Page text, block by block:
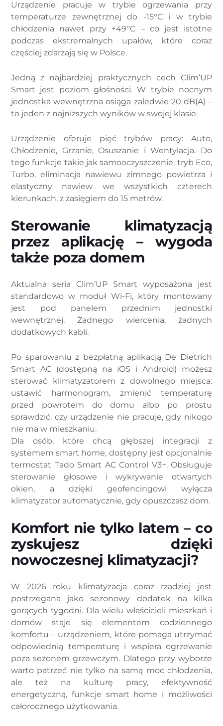
Urządzenie pracuje w trybie ogrzewania przy
temperaturze zewnętrznej do -15°C i w trybie
chłodzenia nawet przy +49°C – co jest istotne
podczas ekstremalnych upałów, które coraz
częściej zdarzają się w Polsce.
Jedną z najbardziej praktycznych cech Clim’UP
Smart jest poziom głośności. W trybie nocnym
jednostka wewnętrzna osiąga zaledwie 20 dB(A) –
to jeden z najniższych wyników w swojej klasie.
Urządzenie oferuje pięć trybów pracy: Auto,
Chłodzenie, Grzanie, Osuszanie i Wentylacja. Do
tego funkcje takie jak samooczyszczenie, tryb Eco,
Turbo, eliminacja nawiewu zimnego powietrza i
elastyczny nawiew we wszystkich czterech
kierunkach, z zasięgiem do 15 metrów.
Sterowanie klimatyzacją
przez aplikację – wygoda
także poza domem
Aktualna seria Clim’UP Smart wyposażona jest
standardowo w moduł Wi-Fi, który montowany
jest pod panelem przednim jednostki
wewnętrznej. Żadnego wiercenia, żadnych
dodatkowych kabli.
Po sparowaniu z bezpłatną aplikacją De Dietrich
Smart AC (dostępną na iOS i Android) możesz
sterować klimatyzatorem z dowolnego miejsca:
ustawić harmonogram, zmienić temperaturę
przed powrotem do domu albo po prostu
sprawdzić, czy urządzenie nie pracuje, gdy nikogo
nie ma w mieszkaniu.
Dla osób, które chcą głębszej integracji z
systemem smart home, dostępny jest opcjonalnie
termostat Tado Smart AC Control V3+. Obsługuje
sterowanie głosowe i wykrywanie otwartych
okien, a dzięki geofencingowi wyłącza
klimatyzator automatycznie, gdy opuszczasz dom.
Komfort nie tylko latem – co
zyskujesz dzięki
nowoczesnej klimatyzacji?
W 2026 roku klimatyzacja coraz rzadziej jest
postrzegana jako sezonowy dodatek na kilka
gorących tygodni. Dla wielu właścicieli mieszkań i
domów staje się elementem codziennego
komfortu – urządzeniem, które pomaga utrzymać
odpowiednią temperaturę i wspiera ogrzewanie
poza sezonem grzewczym. Dlatego przy wyborze
warto patrzeć nie tylko na samą moc chłodzenia,
ale też na kulturę pracy, efektywność
energetyczną, funkcje smart home i możliwości
całorocznego użytkowania.